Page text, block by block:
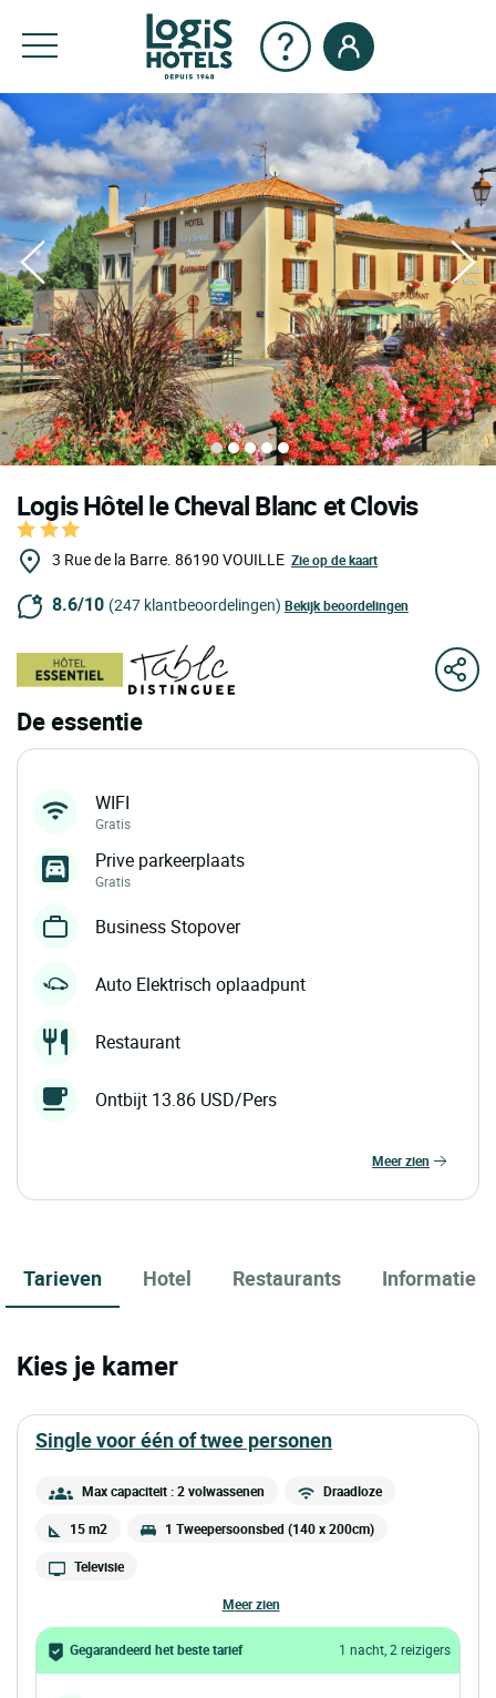
Logis Hôtel le Cheval Blanc et Clovis
3 Rue de la Barre. 86190 VOUILLE Zie op de kaart
8.6/10 (247 klantbeoordelingen) Bekijk beoordelingen
De essentie
WIFI
Gratis
Prive parkeerplaats
Gratis
Business Stopover
Auto Elektrisch oplaadpunt
Restaurant
Ontbijt 13.86 USD/Pers
meer zien
Tarieven Hotel Restaurants Informatie
Kies je kamer
single voor één of twee personen
Max capaciteit : 2 volwassenen Draadloze
15 m2 1 Tweepersoonsbed (140 x 200cm)
Televisie
meer zien
Gegarandeerd het beste tarief 1 nacht, 2 reizigers